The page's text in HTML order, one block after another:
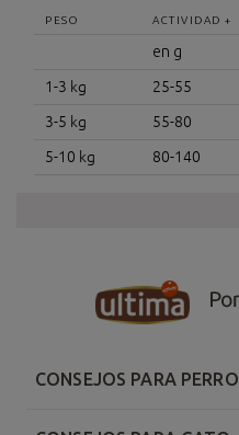
PESO ACTIVIDAD +
en g
1-3 kg
25-55
3-5 kg
55-80
5-10 kg
80-140
CONSEJOS PARA PERRO